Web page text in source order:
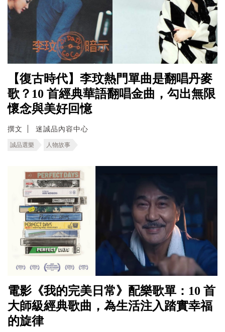
【復古時代】李玟熱門單曲是翻唱丹麥
歌？10 首經典華語翻唱金曲，勾出無限
懷念與美好回憶
撰文 迷誠品內容中心
誠品選樂 人物故事
電影《我的完美日常》配樂歌單：10 首
大師級經典歌曲，為生活注入踏實幸福
的旋律